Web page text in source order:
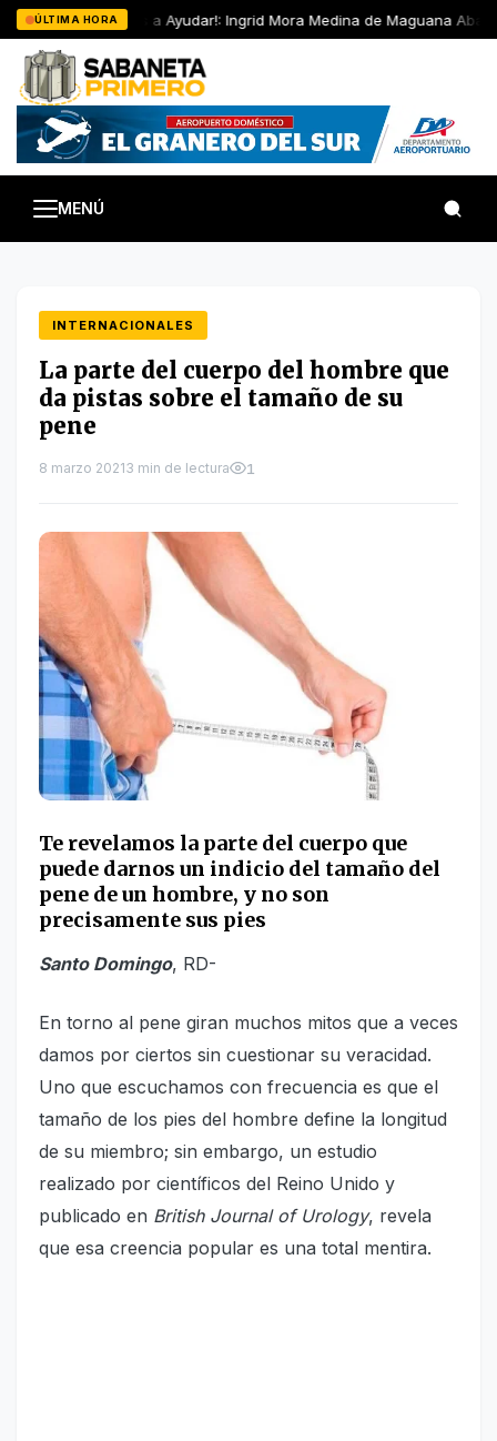
Saltar
al
contenido
ÚLTIMA HORA
Ayúdanos a Ayudar!: Ingrid Mora Medina de Maguana
MENÚ
INTERNACIONALES
La parte del cuerpo del hombre que
da pistas sobre el tamaño de su
pene
8 marzo 20213 min de lectura 1
Te revelamos la parte del cuerpo que
puede darnos un indicio del tamaño del
pene de un hombre, y no son
precisamente sus pies
Santo Domingo, RD-
En torno al pene giran muchos mitos que a veces
damos por ciertos sin cuestionar su veracidad.
Uno que escuchamos con frecuencia es que el
tamaño de los pies del hombre define la longitud
de su miembro; sin embargo, un estudio
realizado por científicos del Reino Unido y
publicado en British Journal of Urology, revela
que esa creencia popular es una total mentira.